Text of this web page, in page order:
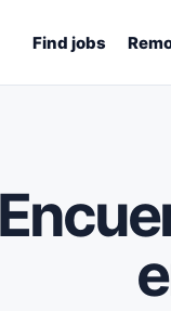
Find jobs